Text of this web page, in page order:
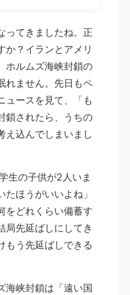
ってきましたね。正
か？イランとアメリ
ホルムズ海峡封鎖の
れません。先日もペ
ュースを見て、「も
鎖されたら、うちの
え込んでしまいまし
生の子供が2人いま
ほうがいいよね」
をどれくらい備蓄す
局先延ばしにしてき
もう先延ばしできる
海峡封鎖は「遠い国